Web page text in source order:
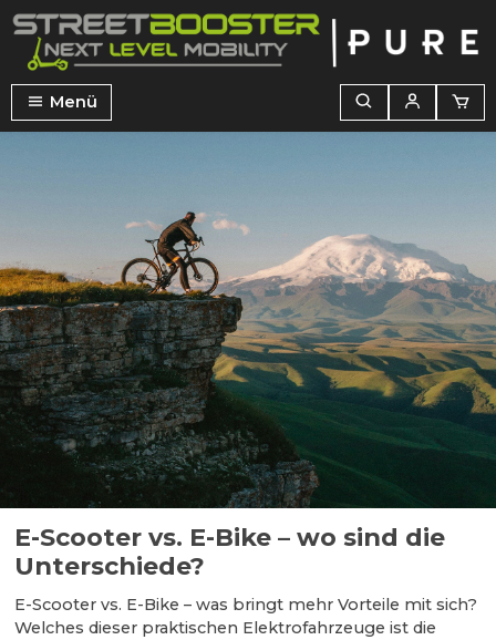
springen
Menü
E-Scooter vs. E-Bike – wo sind die
Unterschiede?
E-Scooter vs. E-Bike – was bringt mehr Vorteile mit sich?
Welches dieser praktischen Elektrofahrzeuge ist die